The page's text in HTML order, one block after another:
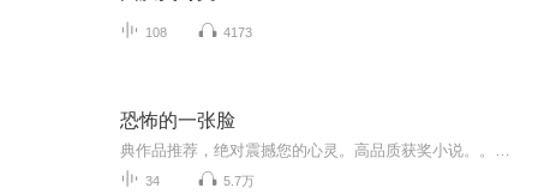
108 4173
恐怖的一张脸
34 5.7万